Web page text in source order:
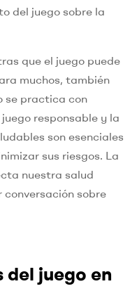
del juego sobre la
que el juego puede
muchos, también
se practica con
responsable y la
son esenciales
sus riesgos. La
nuestra salud
sobre
juego en